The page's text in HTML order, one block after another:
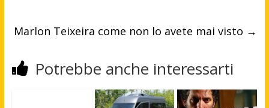
Marlon Teixeira come non lo avete mai visto →
Potrebbe anche interessarti